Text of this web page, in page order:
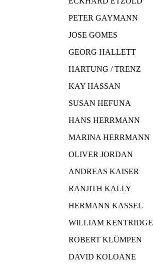
PETER GAYMANN
JOSE GOMES
GEORG HALLETT
HARTUNG / TRENZ
KAY HASSAN
SUSAN HEFUNA
HANS HERRMANN
MARINA HERRMANN
OLIVER JORDAN
ANDREAS KAISER
RANJITH KALLY
HERMANN KASSEL
WILLIAM KENTRIDGE
ROBERT KLÜMPEN
DAVID KOLOANE